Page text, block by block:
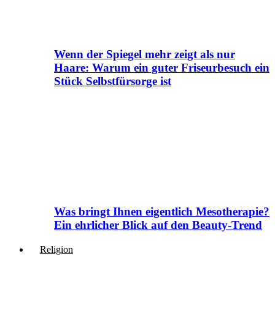
Wenn der Spiegel mehr zeigt als nur
Haare: Warum ein guter Friseurbesuch ein
Stück Selbstfürsorge ist
Was bringt Ihnen eigentlich Mesotherapie?
Ein ehrlicher Blick auf den Beauty-Trend
Religion